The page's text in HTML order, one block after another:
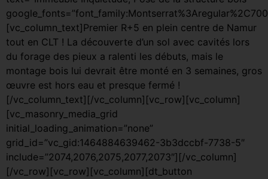
[vc_column_text]Premier R+5 en plein centre de Namur
tout en CLT ! La découverte d’un sol avec cavités lors
du forage des pieux a ralenti les débuts, mais le
montage bois lui devrait être monté en 3 semaines, gros
œuvre est hors eau et presque fermé !
[/vc_column_text][/vc_column][vc_row][vc_column]
[vc_masonry_media_grid
initial_loading_animation=”none”
grid_id=”vc_gid:1464884639462-3b3dccbf-7738-5″
include=”2074,2076,2075,2077,2073″][/vc_column]
[/vc_row][vc_row][vc_column][dt_button